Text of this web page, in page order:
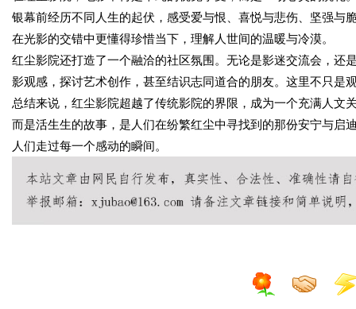
银幕前经历不同人生的起伏，感受爱与恨、喜悦与悲伤、坚强与
在光影的交错中更懂得珍惜当下，理解人世间的温暖与冷漠。
红尘影院还打造了一个融洽的社区氛围。无论是影迷交流会，还
影观感，探讨艺术创作，甚至结识志同道合的朋友。这里不只是
总结来说，红尘影院超越了传统影院的界限，成为一个充满人
而是活生生的故事，是人们在纷繁红尘中寻找到的那份安宁与启
人们走过每一个感动的瞬间。